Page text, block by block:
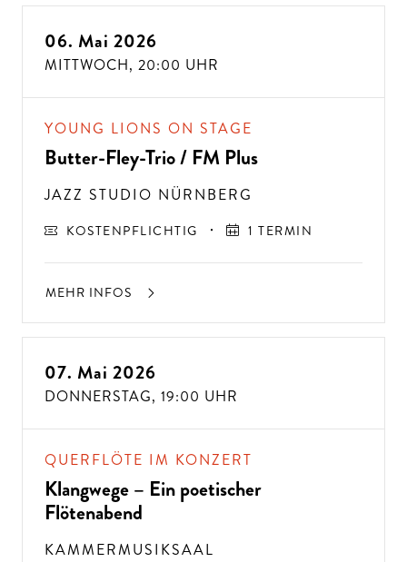
06. Mai 2026
MITTWOCH, 20:00 UHR
YOUNG LIONS ON STAGE
Butter-Fley-Trio / FM Plus
JAZZ STUDIO NÜRNBERG
KOSTENPFLICHTIG 1 TERMIN
MEHR INFOS
07. Mai 2026
DONNERSTAG, 19:00 UHR
QUERFLÖTE IM KONZERT
Klangwege – Ein poetischer
Flötenabend
KAMMERMUSIKSAAL